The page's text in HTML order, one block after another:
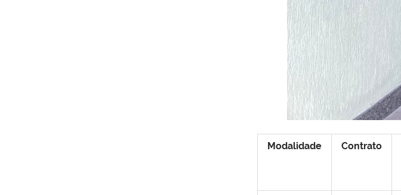
Modalidade Contrato